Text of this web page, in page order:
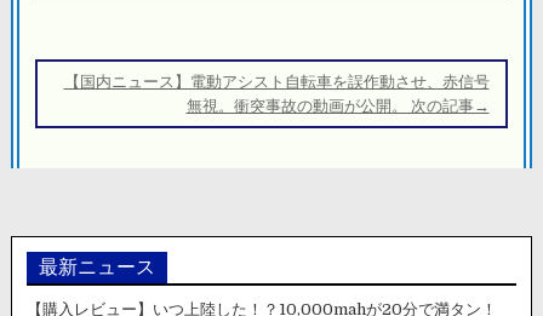
ー 【国内ニュース】電動アシスト自転車を誤作動させ、赤信号
無視。衝突事故の動画が公開。 次の記事→
最新ニュース
【購入レビュー】いつ上陸した！？10,000mahが20分で満タン！